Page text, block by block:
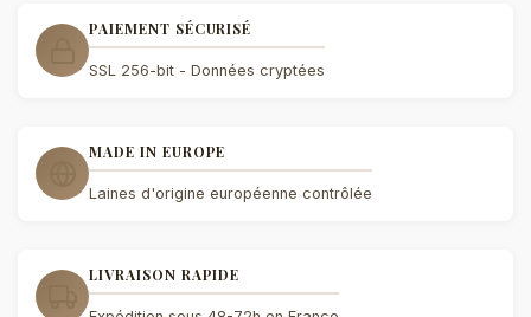
PAIEMENT SÉCURISÉ
SSL 256-bit - Données cryptées
MADE IN EUROPE
Laines d'origine européenne contrôlée
LIVRAISON RAPIDE